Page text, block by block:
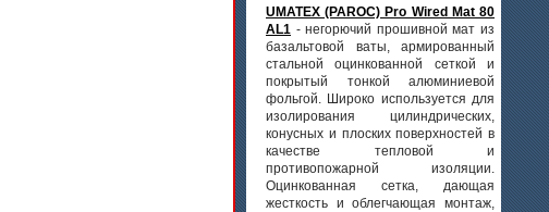
UMATEX (PAROC) Pro Wired Mat 80
AL1 - негорючий прошивной мат из
базальтовой ваты, армированный
стальной оцинкованной сеткой и
покрытый тонкой алюминиевой
фольгой. Широко используется для
изолирования цилиндрических,
конусных и плоских поверхностей в
качестве тепловой и
противопожарной изоляции.
Оцинкованная сетка, дающая
жесткость и облегчающая монтаж,